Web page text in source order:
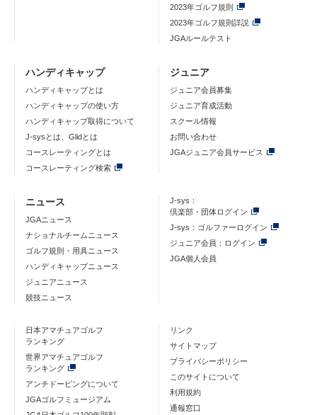
2023年ゴルフ規則
2023年ゴルフ規則詳説
JGAルールテスト
ハンディキャップ
ハンディキャップとは
ハンディキャップの使い方
ハンディキャップ取得について
J-sysとは、Glidとは
コースレーティングとは
コースレーティング検索
ジュニア
ジュニア会員募集
ジュニア育成活動
スクール情報
お問い合わせ
JGAジュニア会員サービス
ニュース
JGAニュース
ナショナルチームニュース
ゴルフ規則・用具ニュース
ハンディキャップニュース
ジュニアニュース
競技ニュース
J-sys：
倶楽部・団体ログイン
J-sys：ゴルファーログイン
ジュニア会員：ログイン
JGA個人会員
日本アマチュアゴルフ
ランキング
世界アマチュアゴルフ
ランキング
アンチドーピングについて
JGAゴルフミュージアム
リンク
サイトマップ
プライバシーポリシー
このサイトについて
利用規約
通報窓口